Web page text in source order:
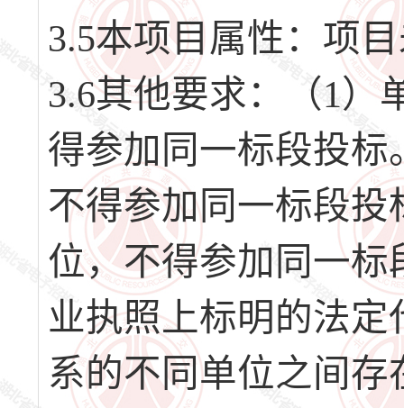
3.5本项目属性：项
3.6其他要求：（1）
得参加同一标段投
不得参加同一标段
位，不得参加同一
业执照上标明的法
系的不同单位之间